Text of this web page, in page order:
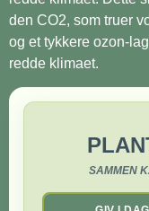
den CO2, som truer
og et tykkere ozon-
redde klimaet.
SAMMEN